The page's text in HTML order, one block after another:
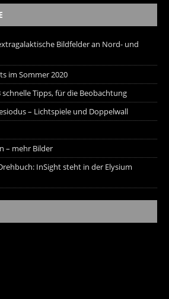
Bildfelder an Nord- und
im Sommer 2020
Tipps, für die Beobachtung
– Lichtspiele und Doppelwall
– mehr Bilder
InSight steht in der Elysium